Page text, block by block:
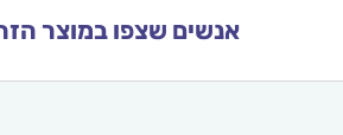
אנשים שצפו במוצר